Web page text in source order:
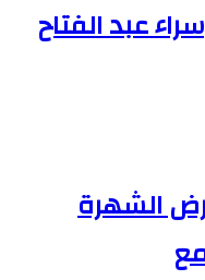
عبد الفتاح
الشهرة